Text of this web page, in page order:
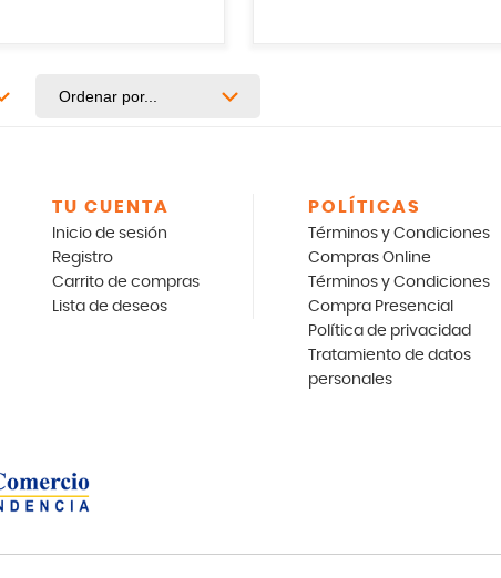
TU CUENTA
Inicio de sesión
Registro
Carrito de compras
Lista de deseos
POLÍTICAS
Términos y Condiciones
Compras Online
Términos y Condiciones
Compra Presencial
Política de privacidad
Tratamiento de datos
personales